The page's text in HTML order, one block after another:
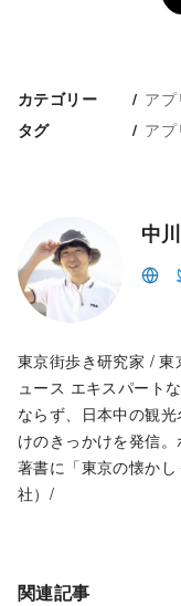
カテゴリー アプ
タグ アプ
中
東京街歩き研究家 /
ュース エキスパート
ならず、日本中の観
けのきっかけを発信。
著書に「東京の懐か
社）/
関連記事